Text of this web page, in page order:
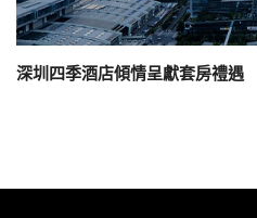
深圳四季酒店傾情呈獻套房禮遇